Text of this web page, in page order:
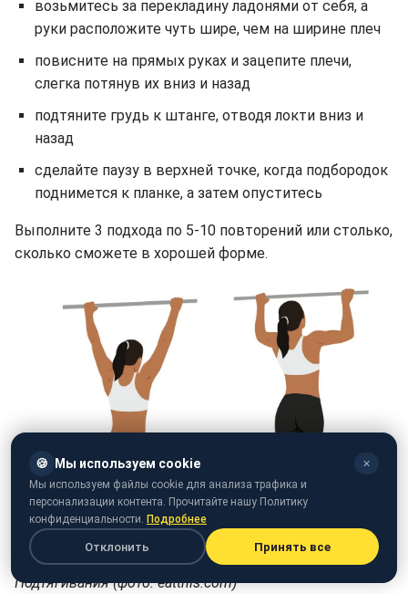
возьмитесь за перекладину ладонями от себя, а
руки расположите чуть шире, чем на ширине плеч
повисните на прямых руках и зацепите плечи,
слегка потянув их вниз и назад
подтяните грудь к штанге, отводя локти вниз и
назад
сделайте паузу в верхней точке, когда подбородок
поднимется к планке, а затем опуститесь
Выполните 3 подхода по 5-10 повторений или столько,
сколько сможете в хорошей форме.
Подтягивания (фото: eatthis.com)
🍪 Мы используем cookie ✕
Мы используем файлы cookie для анализа трафика и
персонализации контента. Прочитайте нашу Политику
конфиденциальности. Подробнее
Отклонить Принять все